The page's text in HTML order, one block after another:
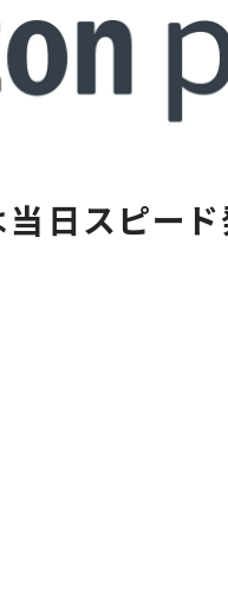
日スピード